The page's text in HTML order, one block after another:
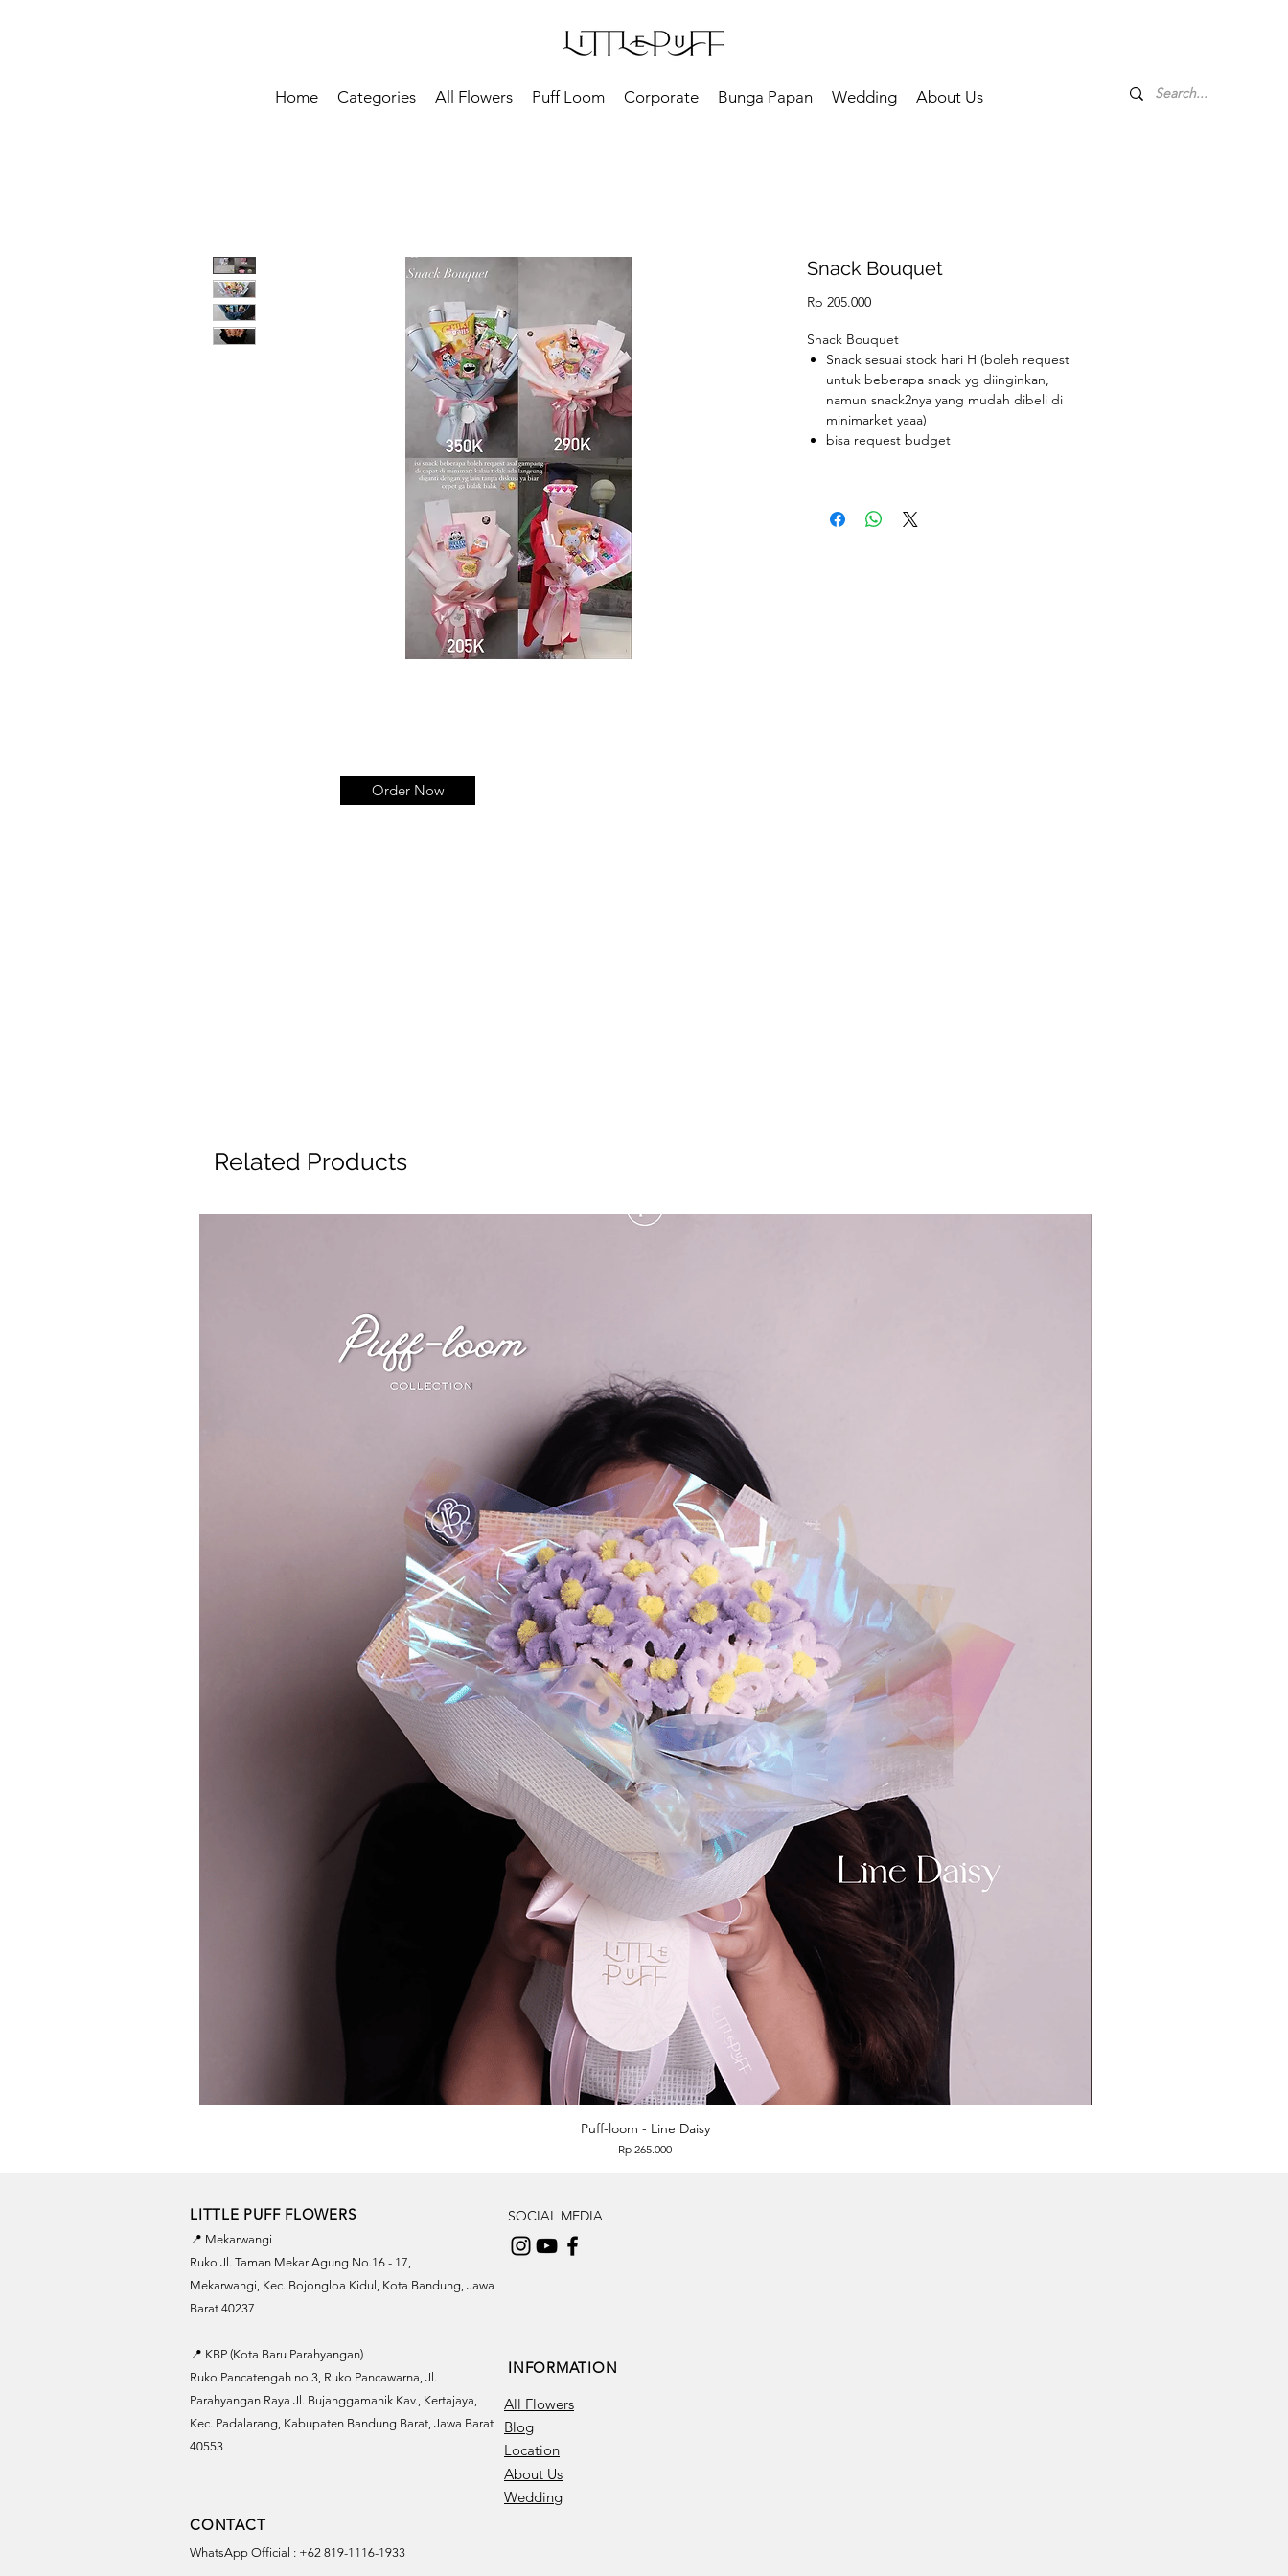
Home Categories All Flowers Puff Loom Corporate Bunga Papan Wedding About Us
Order Now
Related Products
Quick View
Puff-loom - Line Daisy
Price
Rp 265.000
Snack Bouquet
Rp 205.000Price
Snack Bouquet
Snack sesuai stock hari H (boleh request
untuk beberapa snack yg diinginkan,
namun snack2nya yang mudah dibeli di
minimarket yaaa)
bisa request budget
foto2 yang diupload disini kurang lebih
LITTLE PUFF FLOWERS
📍 Mekarwangi
Ruko Jl. Taman Mekar Agung No.16 - 17,
Mekarwangi, Kec. Bojongloa Kidul, Kota Bandung, Jawa
Barat 40237
📍 KBP (Kota Baru Parahyangan)
Ruko Pancatengah no 3, Ruko Pancawarna, Jl.
Parahyangan Raya Jl. Bujanggamanik Kav., Kertajaya,
Kec. Padalarang, Kabupaten Bandung Barat, Jawa Barat
40553
CONTACT
WhatsApp Official : +62 819-1116-1933
SOCIAL MEDIA
INFORMATION
All Flowers
Blog
Location
About Us
Wedding